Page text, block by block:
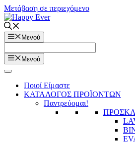
Μετάβαση σε περιεχόμενο
Μενού
Μενού
Ποιοί Είμαστε
ΚΑΤΑΛΟΓΟΣ ΠΡΟΪΟΝΤΩΝ
Παντρεύομαι!